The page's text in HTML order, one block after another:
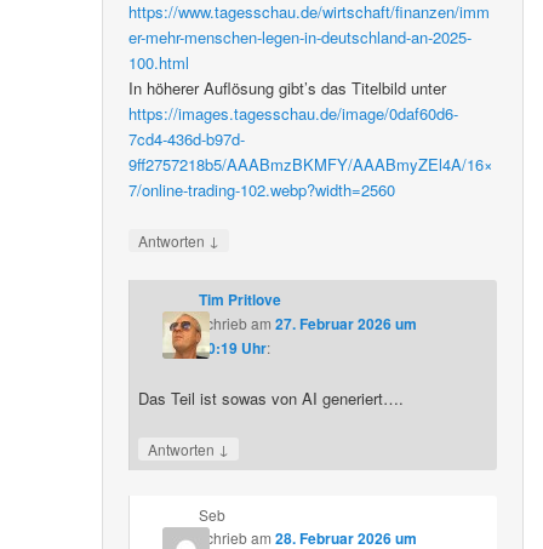
https://www.tagesschau.de/wirtschaft/finanzen/imm
er-mehr-menschen-legen-in-deutschland-an-2025-
100.html
In höherer Auflösung gibt’s das Titelbild unter
https://images.tagesschau.de/image/0daf60d6-
7cd4-436d-b97d-
9ff2757218b5/AAABmzBKMFY/AAABmyZEl4A/16×
7/online-trading-102.webp?width=2560
Antworten ↓
Tim Pritlove
schriebam 27. Februar 2026 um
20:19 Uhr:
Das Teil ist sowas von AI generiert….
Antworten ↓
Seb
schriebam 28. Februar 2026 um